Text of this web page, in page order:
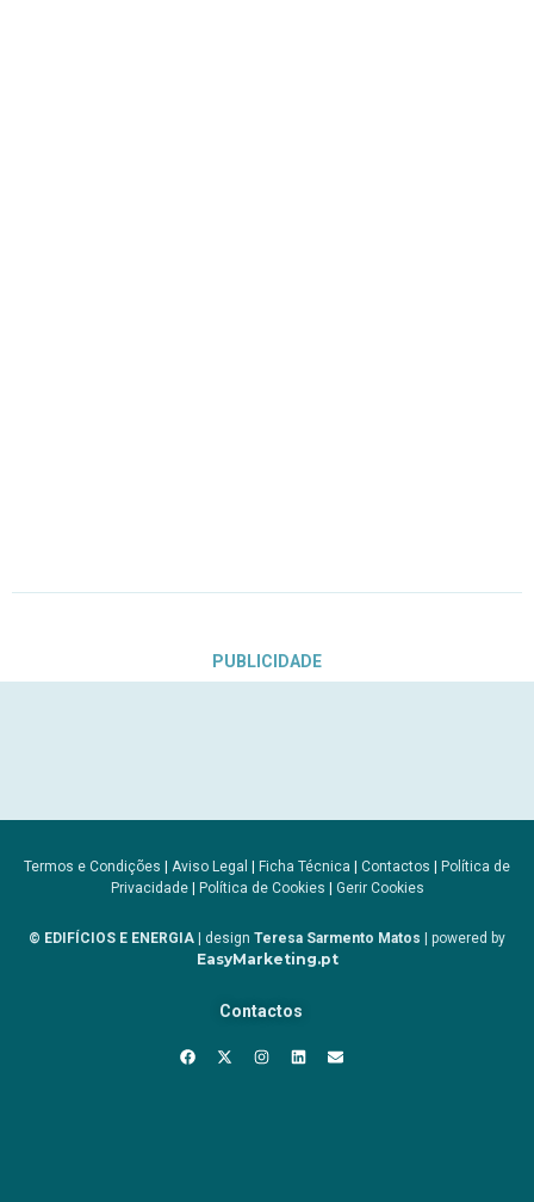
PUBLICIDADE
Termos e Condições | Aviso Legal | Ficha Técnica | Contactos | Política de
Privacidade| Política de Cookies | Gerir Cookies
© EDIFÍCIOS E ENERGIA | design Teresa Sarmento Matos | powered by
EasyMarketing.pt
Contactos